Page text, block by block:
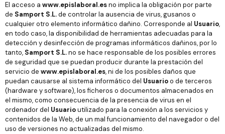
El acceso a www.epislaboral.esno implica la obligación por parte
de Samport S.L.de controlar la ausencia de virus, gusanos o
cualquier otro elemento informático dañino. Corresponde al Usuario,
en todo caso, la disponibilidad de herramientas adecuadas para la
detección y desinfección de programas informáticos dañinos, por lo
tanto, Samport S.L.no se hace responsable de los posibles errores
de seguridad que se puedan producir durante la prestación del
servicio de www.epislaboral.es, ni de los posibles daños que
puedan causarse al sistema informático del Usuarioo de terceros
(hardware y software), los ficheros o documentos almacenados en
el mismo, como consecuencia de la presencia de virus en el
ordenador del Usuarioutilizado para la conexión a los servicios y
contenidos de la Web, de un mal funcionamiento del navegador o del
uso de versiones no actualizadas del mismo.